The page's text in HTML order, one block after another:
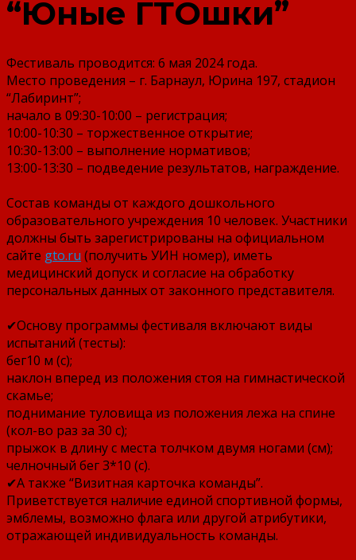
“Юные ГТОшки”
Фестиваль проводится: 6 мая 2024 года.
Место проведения – г. Барнаул, Юрина 197, стадион
“Лабиринт”;
начало в 09:30-10:00 – регистрация;
10:00-10:30 – торжественное открытие;
10:30-13:00 – выполнение нормативов;
13:00-13:30 – подведение результатов, награждение.
Состав команды от каждого дошкольного
образовательного учреждения 10 человек. Участники
должны быть зарегистрированы на официальном
сайте gto.ru (получить УИН номер), иметь
медицинский допуск и согласие на обработку
персональных данных от законного представителя.
✔Основу программы фестиваля включают виды
испытаний (тесты):
бег10 м (с);
наклон вперед из положения стоя на гимнастической
скамье;
поднимание туловища из положения лежа на спине
(кол-во раз за 30 с);
прыжок в длину с места толчком двумя ногами (см);
челночный бег 3*10 (с).
✔А также “Визитная карточка команды”.
Приветствуется наличие единой спортивной формы,
эмблемы, возможно флага или другой атрибутики,
отражающей индивидуальность команды.